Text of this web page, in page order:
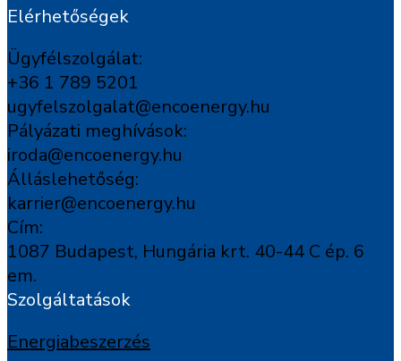
Elérhetőségek
Ügyfélszolgálat:
+36 1 789 5201
ugyfelszolgalat@encoenergy.hu
Pályázati meghívások:
iroda@encoenergy.hu
Álláslehetőség:
karrier@encoenergy.hu
Cím:
1087 Budapest, Hungária krt. 40-44 C ép. 6
em.
Szolgáltatások
Energiabeszerzés